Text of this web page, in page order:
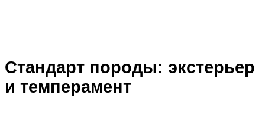
Стандарт породы: экстерьер
и темперамент